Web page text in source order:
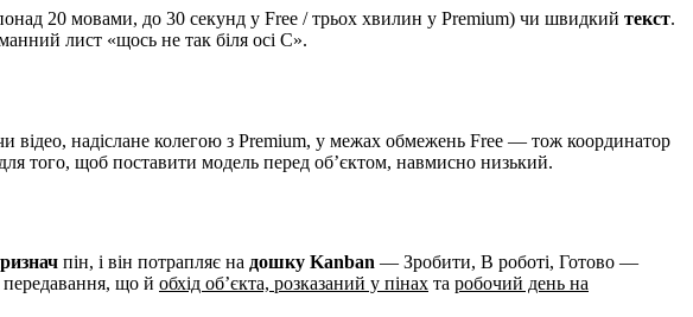
20 мовами, до 30 секунд у Free / трьох хвилин у Premium) чи швидкий текст.
лист «щось не так біля осі C».
відео, надіслане колегою з Premium, у межах обмежень Free — тож координатор
того, щоб поставити модель перед об’єктом, навмисно низький.
пін, і він потрапляє на дошку Kanban — Зробити, В роботі, Готово —
передавання, що й обхід об’єкта, розказаний у пінах та робочий день на